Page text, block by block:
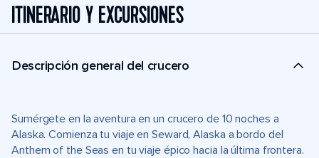
ITINERARIO Y EXCURSIONES
Descripción general del crucero
Sumérgete en la aventura en un crucero de 10 noches a
Alaska. Comienza tu viaje en Seward, Alaska a bordo del
Anthem of the Seas en tu viaje épico hacia la última frontera.